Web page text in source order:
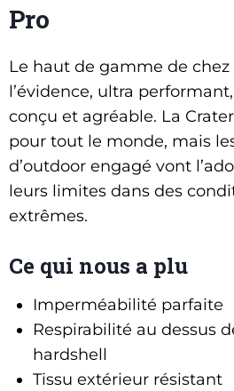
Pro
Le haut de gamme de
l’évidence, ultra
conçu et agréable. La
pour tout le monde, mais
d’outdoor engagé vont
leurs limites dans des
extrêmes.
Ce qui nous a plu
Imperméabilité parfaite
Respirabilité au dessus
hardshell
Tissu extérieur résistant